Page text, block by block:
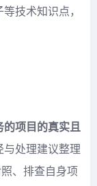
技术知识点，
的项目的真实且
与处理建议整理
、排查自身项